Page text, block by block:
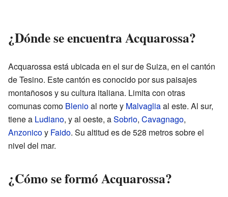
¿Dónde se encuentra Acquarossa?
Acquarossa está ubicada en el sur de Suiza, en el cantón
de Tesino. Este cantón es conocido por sus paisajes
montañosos y su cultura italiana. Limita con otras
comunas como Blenioal norte y Malvagliaal este. Al sur,
tiene a Ludiano, y al oeste, aSobrio, Cavagnago,
Anzonicoy Faido. Su altitud es de 528 metros sobre el
nivel del mar.
¿Cómo se formó Acquarossa?